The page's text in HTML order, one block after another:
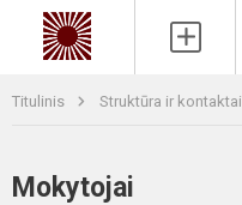
Titulinis Struktūra ir kontaktai
Mokytojai